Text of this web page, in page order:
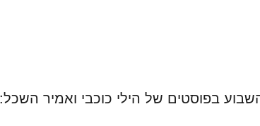
בפוסטים של הילי כוכבי ואמיר השכל: